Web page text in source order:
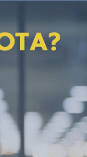
мог
нашего